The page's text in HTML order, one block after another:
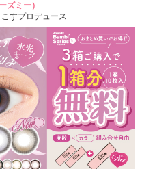
ズミー）
すプロデュース